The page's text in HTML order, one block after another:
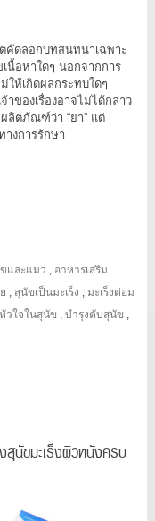
คัดลอกบทสนทนาเฉพาะ
นื้อหาใดๆ นอกจากการ
ห้เกิดผลกระทบใดๆ
ของเรื่องอาจไม่ได้กล่าว
ลิตภัณฑ์ว่า “ยา” แต่
งการรักษา
และแมว , อาหารเสริม
, สุนัขเป็นมะเร็ง ,มะเร็งต่อม
วใจในสุนัข ,บำรุงตับสุนัข ,
สุนัขมะเร็งผิวหนังครบ